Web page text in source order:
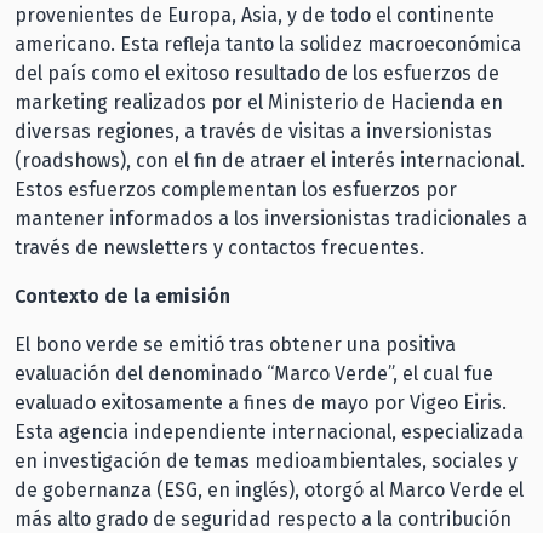
provenientes de Europa, Asia, y de todo el continente
americano. Esta refleja tanto la solidez macroeconómica
del país como el exitoso resultado de los esfuerzos de
marketing realizados por el Ministerio de Hacienda en
diversas regiones, a través de visitas a inversionistas
(roadshows), con el fin de atraer el interés internacional.
Estos esfuerzos complementan los esfuerzos por
mantener informados a los inversionistas tradicionales a
través de newsletters y contactos frecuentes.
Contexto de la emisión
El bono verde se emitió tras obtener una positiva
evaluación del denominado “Marco Verde”, el cual fue
evaluado exitosamente a fines de mayo por Vigeo Eiris.
Esta agencia independiente internacional, especializada
en investigación de temas medioambientales, sociales y
de gobernanza (ESG, en inglés), otorgó al Marco Verde el
más alto grado de seguridad respecto a la contribución